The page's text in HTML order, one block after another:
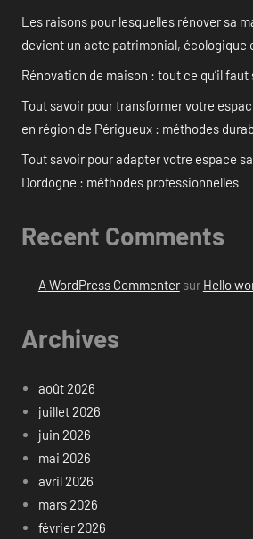
Les raisons pour lesquelles rénover sa
devient un acte patrimonial, écologique
Rénovation de maison : tout ce qu’il faut
Tout savoir pour transformer votre
en région de Périgueux : méthodes
Tout savoir pour adapter votre espace
Dordogne : méthodes professionnelles
Recent Comments
A WordPress Commentersur Hello
Archives
août 2026
juillet 2026
juin 2026
mai 2026
avril 2026
mars 2026
février 2026